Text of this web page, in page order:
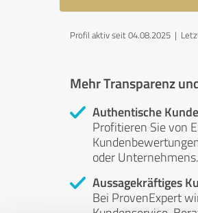
Profil aktiv seit 04.08.2025 |
Mehr Transparenz
Authentische
Profitieren Sie von
oder Unternehmens.
Aussagekräftiges
Bei ProvenExpert